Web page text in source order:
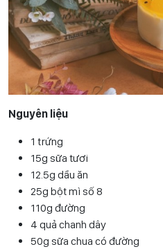
Nguyên liệu
1 trứng
15g sữa tươi
12.5g dầu ăn
25g bột mì số 8
110g đường
4 quả chanh dây
50g sữa chua có đường